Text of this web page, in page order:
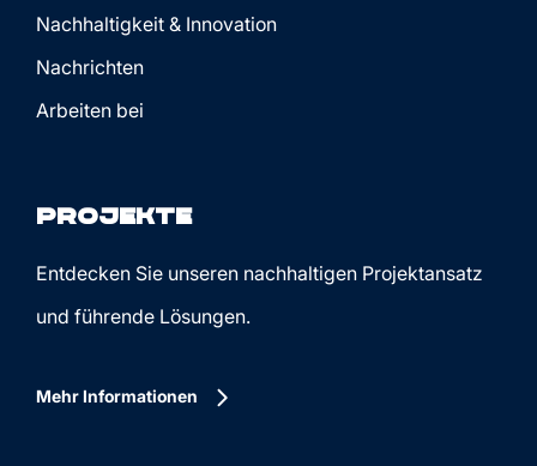
Nachhaltigkeit & Innovation
Nachrichten
Arbeiten bei
Projekte
Entdecken Sie unseren nachhaltigen Projektansatz
und führende Lösungen.
Mehr Informationen